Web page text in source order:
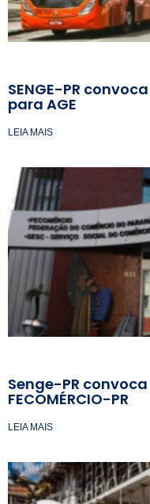
SENGE-PR
para AGE
LEIA MAIS
Senge-PR
FECOMÉRCIO-PR
LEIA MAIS